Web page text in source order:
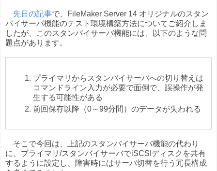
先日の記事で、FileMaker Server 14 オリジナルのスタン
バイサーバ機能のテスト環境構築方法についてご紹介しま
したが、このスタンバイサーバ機能には、以下のような問
題点があります。
プライマリからスタンバイサーバへの切り替えは
コマンドライン入力が必要で面倒で、誤操作が発
生する可能性がある
前回保存以降（0～99分間）のデータが失われる
そこで今回は、上記のスタンバイサーバ機能の代わり
に、プライマリ/スタンバイサーバでiSCSIディスクを共有
するように設定し、障害時にはサーバ切替を行う冗長構成